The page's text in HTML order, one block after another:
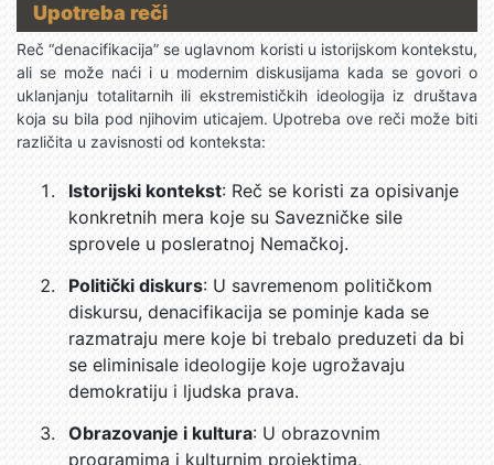
Upotreba reči
Reč “denacifikacija” se uglavnom koristi u istorijskom kontekstu,
ali se može naći i u modernim diskusijama kada se govori o
uklanjanju totalitarnih ili ekstremističkih ideologija iz društava
koja su bila pod njihovim uticajem. Upotreba ove reči može biti
različita u zavisnosti od konteksta:
Istorijski kontekst: Reč se koristi za opisivanje
konkretnih mera koje su Savezničke sile
sprovele u posleratnoj Nemačkoj.
Politički diskurs: U savremenom političkom
diskursu, denacifikacija se pominje kada se
razmatraju mere koje bi trebalo preduzeti da bi
se eliminisale ideologije koje ugrožavaju
demokratiju i ljudska prava.
Obrazovanje i kultura: U obrazovnim
programima i kulturnim projektima,